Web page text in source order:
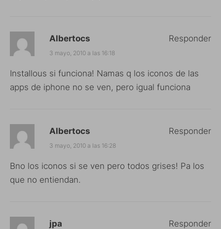
Albertocs
3 mayo, 2010 a las 16:18
Installous si funciona! Namas q los iconos de las
apps de iphone no se ven, pero igual funciona
Responder
Albertocs
3 mayo, 2010 a las 16:28
Bno los iconos si se ven pero todos grises! Pa los
que no entiendan.
Responder
jpa Responder